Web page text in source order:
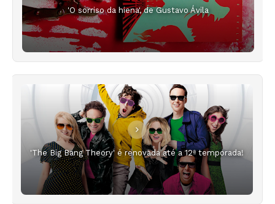
'O sorriso da hiena', de Gustavo Ávila
'The Big Bang Theory' é renovada até a 12ª temporada!